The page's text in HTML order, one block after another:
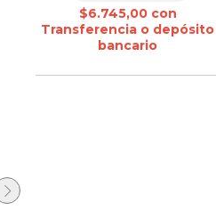
$6.745,00 con
Transferencia o depósito
bancario